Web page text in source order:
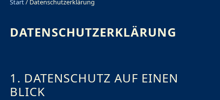
Start/ Datenschutzerklärung
DATENSCHUTZERKLÄRUNG
1. DATENSCHUTZ AUF EINEN
BLICK